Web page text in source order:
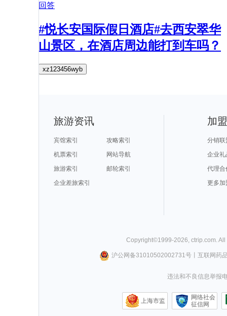
回答
#悦长安国际假日酒店#去西安翠华
山景区，在酒店周边能打到车吗？
xz123456wyb
旅游资讯
宾馆索引
攻略索引
机票索引
网站导航
旅游索引
邮轮索引
企业差旅索引
加
分销联
企业礼
代理合
更多加
Copyright©1999-2026 ctrip.com .
沪公网备31010502002731号丨 互联网药
违法和不良信息举报
上海市监
网络社会
征信网